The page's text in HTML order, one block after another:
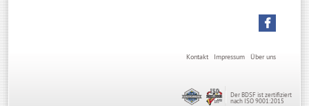
Über uns
Impressum
Kontakt
Der BDSF ist zertifiziert
nach ISO 9001:2015